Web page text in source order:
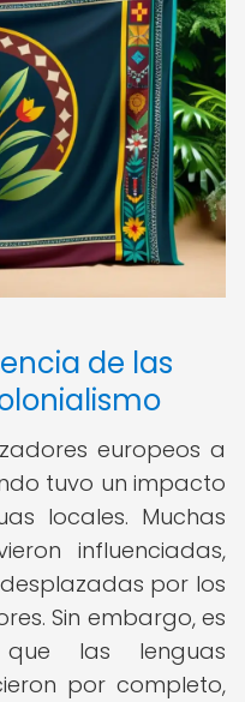
de las
europeos a
tuvo un impacto
locales. Muchas
influenciadas,
por los
Sin embargo, es
las lenguas
por completo,